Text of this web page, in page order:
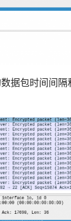
据包时间间